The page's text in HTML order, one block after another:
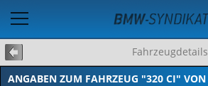
Fahrzeugdetails
ANGABEN ZUM FAHRZEUG "320 CI" VON